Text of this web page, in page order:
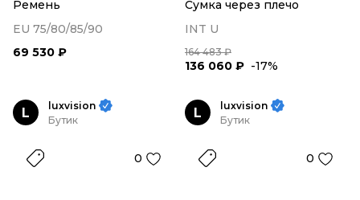
Ремень
EU 75/80/85/90
69 530 ₽
Сумка через плечо
INT U
164 483 ₽
136 060 ₽ -17%
L
luxvision
Бутик
0
L
luxvision
Бутик
0